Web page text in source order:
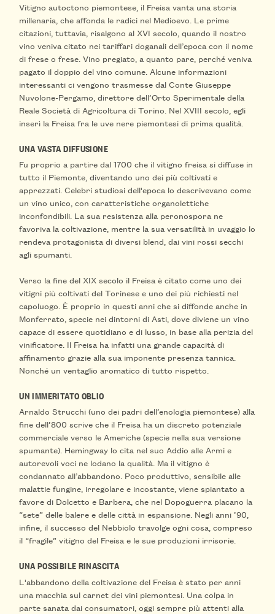
Vitigno autoctono piemontese, il Freisa vanta una storia
millenaria, che affonda le radici nel Medioevo. Le prime
citazioni, tuttavia, risalgono al XVI secolo, quando il nostro
vino veniva citato nei tariffari doganali dell’epoca con il nome
di frese o frese. Vino pregiato, a quanto pare, perché veniva
pagato il doppio del vino comune. Alcune informazioni
interessanti ci vengono trasmesse dal Conte Giuseppe
Nuvolone-Pergamo, direttore dell’Orto Sperimentale della
Reale Società di Agricoltura di Torino. Nel XVIII secolo, egli
inserì la Freisa fra le uve nere piemontesi di prima qualità.
UNA VASTA DIFFUSIONE
Fu proprio a partire dal 1700 che il vitigno freisa si diffuse in
tutto il Piemonte, diventando uno dei più coltivati e
apprezzati. Celebri studiosi dell'epoca lo descrivevano come
un vino unico, con caratteristiche organolettiche
inconfondibili. La sua resistenza alla peronospora ne
favoriva la coltivazione, mentre la sua versatilità in uvaggio lo
rendeva protagonista di diversi blend, dai vini rossi secchi
agli spumanti.
Verso la fine del XIX secolo il Freisa è citato come uno dei
vitigni più coltivati del Torinese e uno dei più richiesti nel
capoluogo. È proprio in questi anni che si diffonde anche in
Monferrato, specie nei dintorni di Asti, dove diviene un vino
capace di essere quotidiano e di lusso, in base alla perizia del
vinificatore. Il Freisa ha infatti una grande capacità di
affinamento grazie alla sua imponente presenza tannica.
Nonché un ventaglio aromatico di tutto rispetto.
UN IMMERITATO OBLIO
Arnaldo Strucchi (uno dei padri dell’enologia piemontese) alla
fine dell’800 scrive che il Freisa ha un discreto potenziale
commerciale verso le Americhe (specie nella sua versione
spumante). Hemingway lo cita nel suo Addio alle Armi e
autorevoli voci ne lodano la qualità. Ma il vitigno è
condannato all’abbandono. Poco produttivo, sensibile alle
malattie fungine, irregolare e incostante, viene spiantato a
favore di Dolcetto e Barbera, che nel Dopoguerra placano la
“sete” delle balere e delle città in espansione. Negli anni ’90,
infine, il successo del Nebbiolo travolge ogni cosa, compreso
il “fragile” vitigno del Freisa e le sue produzioni irrisorie.
UNA POSSIBILE RINASCITA
L'abbandono della coltivazione del Freisa è stato per anni
una macchia sul carnet dei vini piemontesi. Una colpa in
parte sanata dai consumatori, oggi sempre più attenti alla